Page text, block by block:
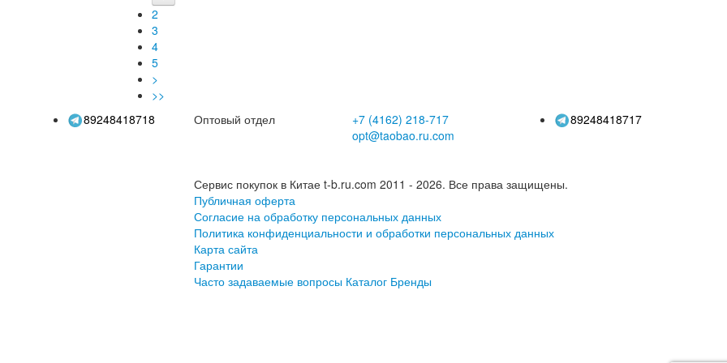
перчатки с сенсорным
2
3
4
5
>
>>
89248418718 Оптовый отдел +7 (4162) 218-717
opt@taobao.ru.com
89248418717
Сервис покупок в Китае t-b.ru.com 2011 - 2026. Все права защищены.
Публичная оферта
Согласие на обработку персональных данных
Политика конфиденциальности и обработки персональных данных
Карта сайта
Гарантии
Часто задаваемые вопросы Каталог Бренды